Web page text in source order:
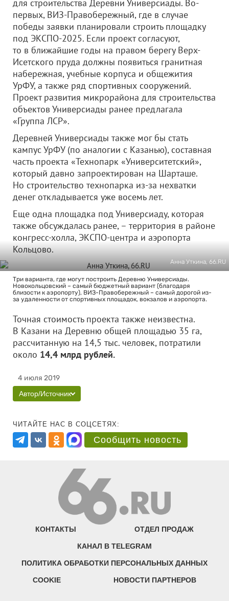
для строительства Деревни Универсиады. Во-
первых, ВИЗ-Правобережный, где в случае
победы заявки планировали строить площадку
под ЭКСПО-2025. Если проект согласуют,
то в ближайшие годы на правом берегу Верх-
Исетского пруда должны появиться гранитная
набережная, учебные корпуса и общежития
УрФУ, а также ряд спортивных сооружений.
Проект развития микрорайона для строительства
объектов Универсиады ранее предлагала
«Группа ЛСР».
Деревней Универсиады также мог бы стать
кампус УрФУ (по аналогии с Казанью), составная
часть проекта «Технопарк «Университетский»,
который давно запроектирован на Шарташе.
Но строительство технопарка из-за нехватки
денег откладывается уже восемь лет.
Еще одна площадка под Универсиаду, которая
также обсуждалась ранее, – территория в районе
конгресс-холла, ЭКСПО-центра и аэропорта
Кольцово.
Анна Уткина, 66.RU
Три варианта, где могут построить Деревню Универсиады.
Новокольцовский – самый бюджетный вариант (благодаря
близости к аэропорту), ВИЗ-Правобережный – самый дорогой из-
за удаленности от спортивных площадок, вокзалов и аэропорта.
Точная стоимость проекта также неизвестна.
В Казани на Деревню общей площадью 35 га,
рассчитанную на 14,5 тыс. человек, потратили
около 14,4 млрд рублей.
4 июля 2019
Автор/Источник
ЧИТАЙТЕ НАС В СОЦСЕТЯХ:
Сообщить новость
КОНТАКТЫ ОТДЕЛ ПРОДАЖ
КАНАЛ В TELEGRAM
ПОЛИТИКА ОБРАБОТКИ ПЕРСОНАЛЬНЫХ ДАННЫХ
COOKIE НОВОСТИ ПАРТНЕРОВ